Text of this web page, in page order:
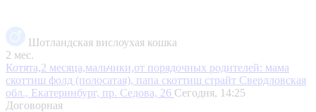
Шотландская вислоухая кошка
2 мес.
Котята,2 месяца,мальчики,от порядочных родителей: мама
скоттиш фолд (полосатая), папа скоттиш страйт Свердловская
обл., Екатеринбург, пр. Седова, 26 Сегодня, 14:25
Договорная